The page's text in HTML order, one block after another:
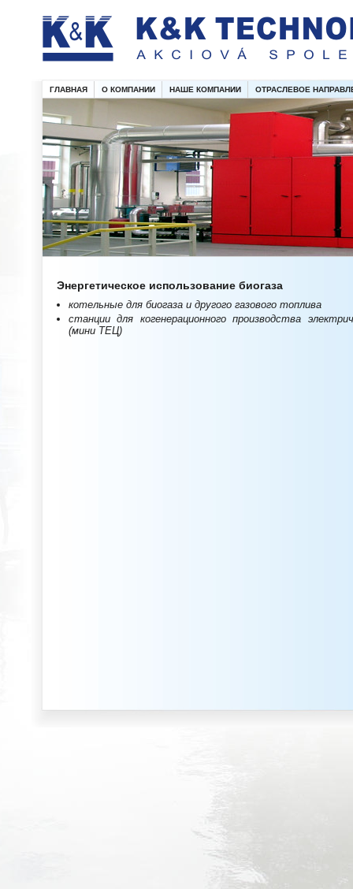
ГЛАВНАЯ О КОМПАНИИ НАШЕ КОМПАНИИ ОТРАСЛЕВОЕ
Энергетическое использование биогаза
котельные для биогаза и другого газового топлива
станции для когенерационного производства
(мини ТЕЦ)